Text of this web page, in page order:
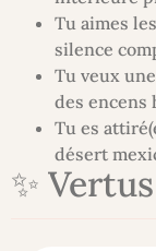
Tu aimes
silence
Tu veux
des encens
Tu es
désert
✨